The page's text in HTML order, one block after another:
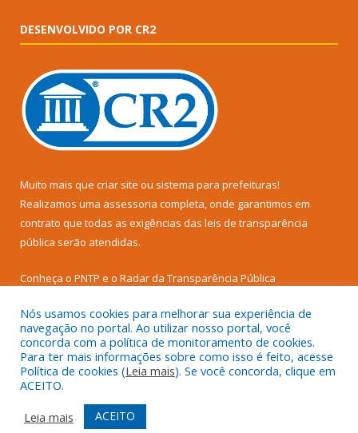
DESENVOLVIDO POR CR2
Muito mais que criar site ou sistema para prefeituras!
Realizamos uma assessoria completa, onde garantimos em
contrato que todas as exigências das leis de transparência
pública serão atendidas.
Conheça o PNTP e o Radar da Transparência Pública
Todos os direitos reservados a Prefeitura Municipal de Senador
José Porfírio.
Mapa do Site
Acessar Área Administrativa
Acessar Webmail
Nós usamos cookies para melhorar sua experiência de
navegação no portal. Ao utilizar nosso portal, você
concorda com a política de monitoramento de cookies.
Para ter mais informações sobre como isso é feito, acesse
Política de cookies (Leia mais). Se você concorda, clique em
ACEITO.
Leia mais
ACEITO